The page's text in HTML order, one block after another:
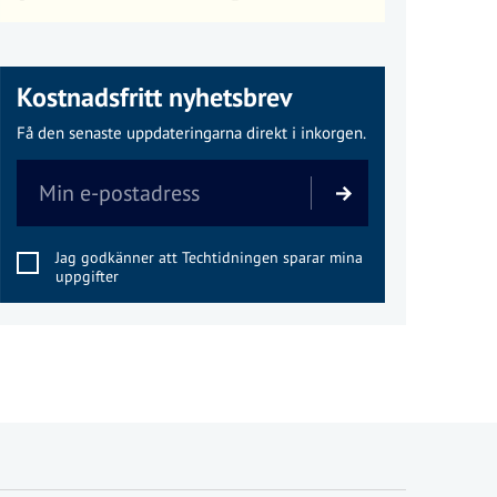
Kostnadsfritt nyhetsbrev
Få den senaste uppdateringarna direkt i inkorgen.
Jag godkänner att Techtidningen sparar mina
uppgifter